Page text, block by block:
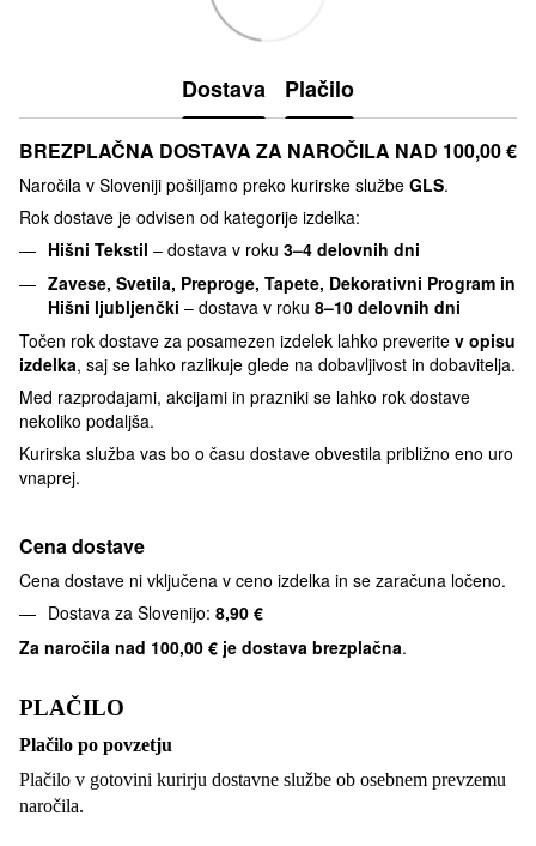
Dostava Plačilo
BREZPLAČNA DOSTAVA ZA NAROČILA NAD 100,00 €
Naročila v Sloveniji pošiljamo preko kurirske službe GLS.
Rok dostave je odvisen od kategorije izdelka:
Hišni Tekstil – dostava v roku 3–4 delovnih dni
Zavese, Svetila, Preproge, Tapete, Dekorativni Program in
Hišni ljubljenčki – dostava v roku 8–10 delovnih dni
Točen rok dostave za posamezen izdelek lahko preverite v opisu
izdelka, saj se lahko razlikuje glede na dobavljivost in dobavitelja.
Med razprodajami, akcijami in prazniki se lahko rok dostave
nekoliko podaljša.
Kurirska služba vas bo o času dostave obvestila približno eno uro
vnaprej.
Cena dostave
Cena dostave ni vključena v ceno izdelka in se zaračuna ločeno.
Dostava za Slovenijo: 8,90 €
Za naročila nad 100,00 € je dostava brezplačna.
PLAČILO
Plačilo po povzetju
Plačilo v gotovini kurirju dostavne službe ob osebnem prevzemu
naročila.